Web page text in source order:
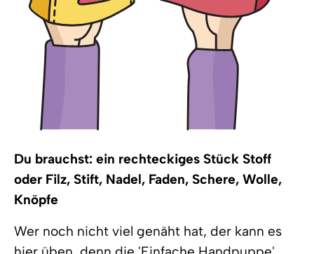
Du brauchst: ein rechteckiges Stück Stoff
oder Filz, Stift, Nadel, Faden, Schere, Wolle,
Knöpfe
Wer noch nicht viel genäht hat, der kann es